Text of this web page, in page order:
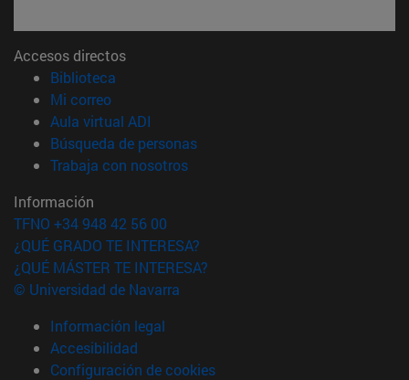
Accesos directos
Biblioteca
Mi correo(abre en nueva ventana)
Aula virtual ADI
Búsqueda de personas(abre en nueva ventana)
Trabaja con nosotros(abre en nueva ventana)
Información
TFNO +34 948 42 56 00
¿QUÉ GRADO TE INTERESA?
¿QUÉ MÁSTER TE INTERESA?
© Universidad de Navarra
Información legal
Accesibilidad
Configuración de cookies